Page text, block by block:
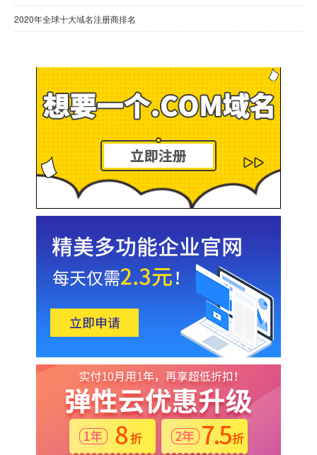
2020年全球十大域名注册商排名